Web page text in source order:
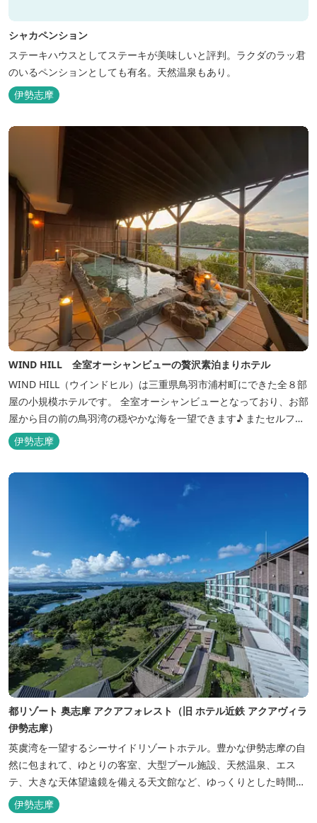
シャカペンション
ステーキハウスとしてステーキが美味しいと評判。ラクダのラッ君
のいるペンションとしても有名。天然温泉もあり。
伊勢志摩
WIND HILL 全室オーシャンビューの贅沢素泊まりホテル
WIND HILL（ウインドヒル）は三重県鳥羽市浦村町にできた全８部
屋の小規模ホテルです。 全室オーシャンビューとなっており、お部
屋から目の前の鳥羽湾の穏やかな海を一望できます♪ またセルフチ
ェックイン方式を採用しているため、好きな時間に非対面でチェッ
クインが可能です。 食事提供や接客サービスがない分、リーズナブ
伊勢志摩
都リゾート 奥志摩 アクアフォレスト（旧 ホテル近鉄 アクアヴィラ
伊勢志摩）
英虞湾を一望するシーサイドリゾートホテル。豊かな伊勢志摩の自
然に包まれて、ゆとりの客室、大型プール施設、天然温泉、エス
テ、大きな天体望遠鏡を備える天文館など、ゆっくりとした時間を
楽しみながら過ごすことができます。 屋内プール：通年 屋外プー
ル：2025年7月19日（土）～8月31日（日）
伊勢志摩